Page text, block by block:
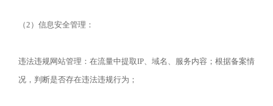
（2）信息安全管理：
违法违规网站管理：在流量中提取IP、域名、服务内容；根据备案情
况，判断是否存在违法违规行为；